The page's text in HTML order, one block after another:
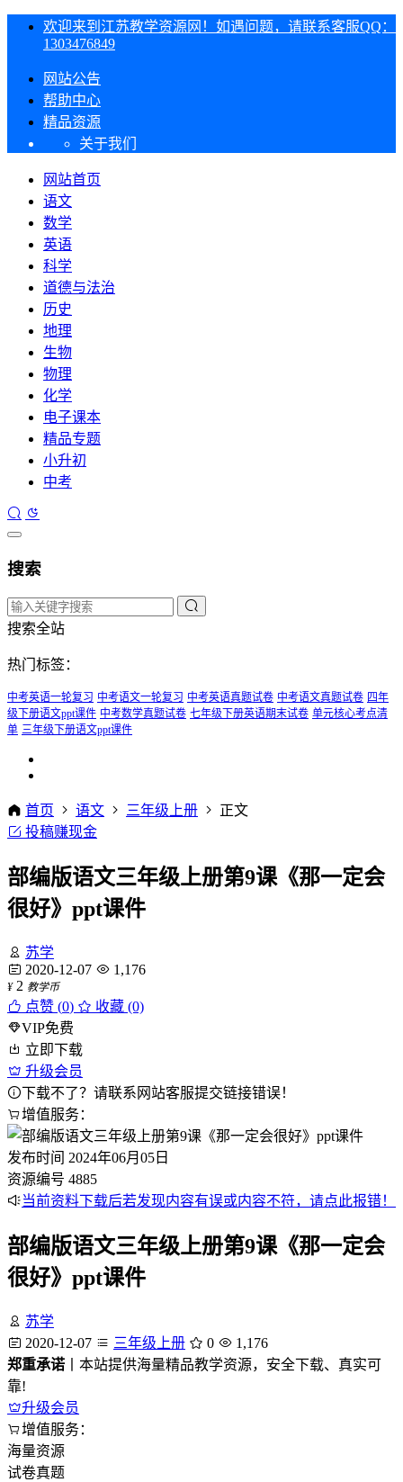
欢迎来到江苏教学资源网！如遇问题，请联系客服QQ：
1303476849
网站公告
帮助中心
精品资源
关于我们
网站首页
语文
数学
英语
科学
道德与法治
历史
地理
生物
物理
化学
电子课本
精品专题
小升初
中考
搜索
搜索全站
热门标签：
中考英语一轮复习 中考语文一轮复习 中考英语真题试卷 中考语文真题试卷 四年
级下册语文ppt课件 中考数学真题试卷 七年级下册英语期末试卷 单元核心考点清
单 三年级下册语文ppt课件
首页 语文 三年级上册
正文
投稿赚现金
部编版语文三年级上册第9课《那一定会
很好》ppt课件
苏学
2020-12-07
1,176
¥ 2 教学币
点赞 (0)
收藏 (0)
VIP免费
立即下载
升级会员
下载不了？请联系网站客服提交链接错误！
增值服务：
发布时间 2024年06月05日
资源编号 4885
当前资料下载后若发现内容有误或内容不符，请点此报错！
部编版语文三年级上册第9课《那一定会
很好》ppt课件
苏学
2020-12-07
三年级上册 0
1,176
郑重承诺 丨本站提供海量精品教学资源，安全下载、真实可
靠!
升级会员
增值服务：
海量资源
试卷真题